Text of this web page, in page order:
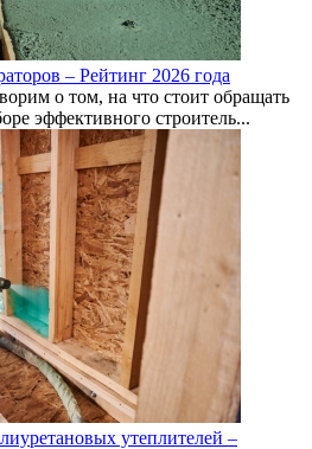
– Рейтинг 2026 года
о том, на что стоит обращать
эффективного строитель...
утеплителей –